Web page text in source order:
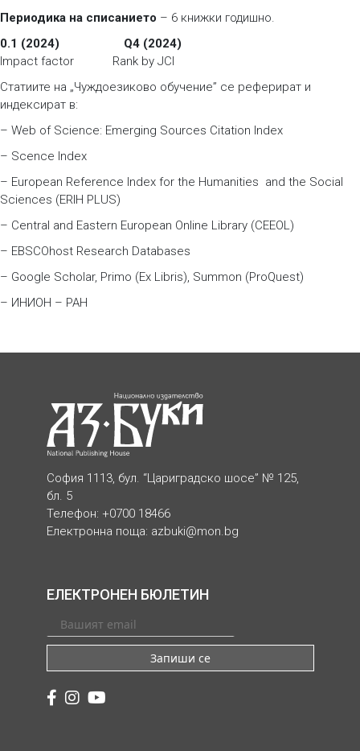
Периодика на списанието – 6 книжки годишно.
0.1 (2024) Q4 (2024)
Impact factor Rank by JCI
Статиите на „Чуждоезиково обучение” се реферират и
индексират в:
– Web of Science: Emerging Sources Citation Index
– Scence Index
– European Reference Index for the Humanities and the Social
Sciences (ERIH PLUS)
– Central and Eastern European Online Library (CEEOL)
– EBSCOhost Research Databases
– Google Scholar, Primo (Ex Libris), Summon (ProQuest)
– ИНИОН – РАН
София 1113, бул. “Цариградско шосе” № 125,
бл. 5
Телефон: +0700 18466
Електронна поща: azbuki@mon.bg
ЕЛЕКТРОНЕН БЮЛЕТИН
Запиши се